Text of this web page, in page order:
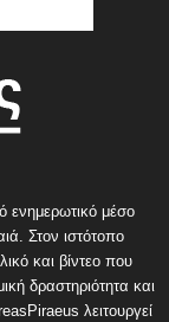
ενημερωτικό μέσο
Στον ιστότοπο
και βίντεο που
δραστηριότητα και
λειτουργεί